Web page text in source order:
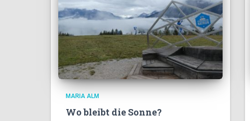
MARIA ALM
Wo bleibt die Sonne?